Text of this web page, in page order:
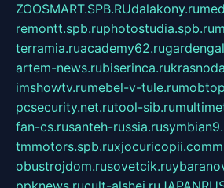
ZOOSMART.SPB.RUdalakony.ru
remontt.spb.ruphotostudia.spb.ru
terramia.ruacademy62.ru
artem-news.rubiserinca.ru
imshowtv.rumebel-v-tule.ru
pcsecurity.net.rutool-sib.ru
fan-cs.rusanteh-russia.ru
tmmotors.spb.ruxjocuricopii.com
obustrojdom.rusovetcik.ru